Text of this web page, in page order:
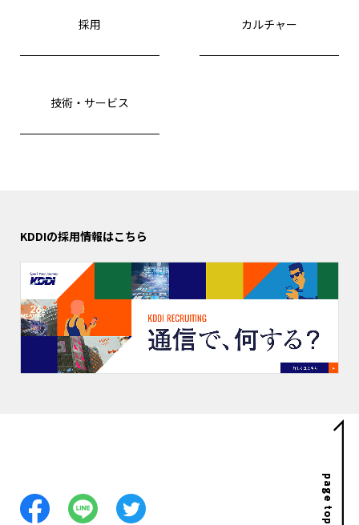
page top
採用 カルチャー
技術・サービス
KDDIの採用情報はこちら
page top